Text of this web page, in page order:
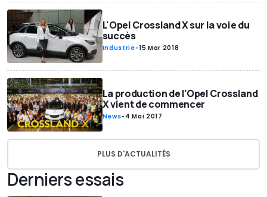
L'Opel Crossland X sur la voie du
succès
Industrie-15 Mar 2018
La production de l'Opel Crossland
X vient de commencer
News- 4 Mai 2017
PLUS D'ACTUALITÉS
Derniers essais